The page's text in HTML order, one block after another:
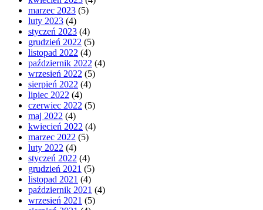
marzec 2023 (5)
luty 2023 (4)
styczeń 2023 (4)
grudzień 2022 (5)
listopad 2022 (4)
październik 2022 (4)
wrzesień 2022 (5)
sierpień 2022 (4)
lipiec 2022 (4)
czerwiec 2022 (5)
maj 2022 (4)
kwiecień 2022 (4)
marzec 2022 (5)
luty 2022 (4)
styczeń 2022 (4)
grudzień 2021 (5)
listopad 2021 (4)
październik 2021 (4)
wrzesień 2021 (5)